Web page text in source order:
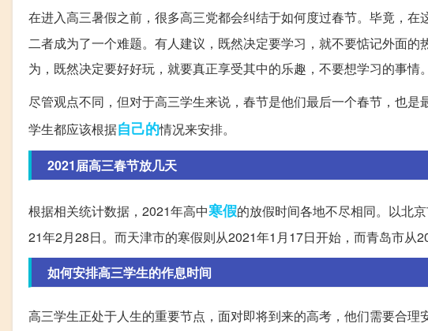
在进入高三暑假之前，很多高三党都会纠结于如何度过春节。毕竟，在
二者成为了一个难题。有人建议，既然决定要学习，就不要惦记外面
为，既然决定要好好玩，就要真正享受其中的乐趣，不要想学习的事情。
尽管观点不同，但对于高三学生来说，春节是他们最后一个春节，也
学生都应该根据自己的情况来安排。
2021届高三春节放几天
根据相关统计数据，2021年高中寒假的放假时间各地不尽相同。以北
21年2月28日。而天津市的寒假则从2021年1月17日开始，而青岛市从
如何安排高三学生的作息时间
高三学生正处于人生的重要节点，面对即将到来的高考，他们需要合